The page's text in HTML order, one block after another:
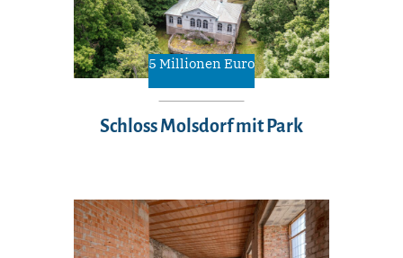
5 Millionen Euro
Schloss Molsdorf mit Park